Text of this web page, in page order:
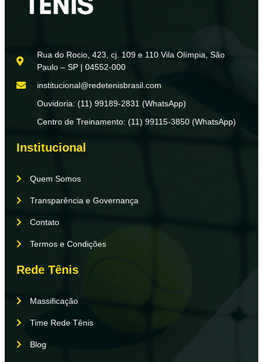
Rua do Rocio, 423, cj. 109 e 110 Vila Olímpia, São
Paulo – SP | 04552-000
institucional@redetenisbrasil.com
Ouvidoria: (11) 99189-2831 (WhatsApp)
Centro de Treinamento: (11) 99115-3850 (WhatsApp)
Institucional
Quem Somos
Transparência e Governança
Contato
Termos e Condições
Rede Tênis
Massificação
Time Rede Tênis
Blog